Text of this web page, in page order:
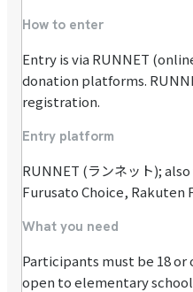
How to enter
Entry is via RUNNET
donation platforms.
registration.
Entry platform
RUNNET (ランネット);
Furusato Choice, Rakuten
What you need
Participants must be 18 or
open to elementary